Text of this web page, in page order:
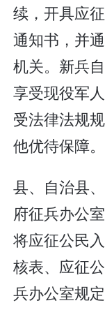
续，开具应
通知书，并
机关。新兵
享受现役军
受法律法规
他优待保障。
县、自治县
府征兵办公
将应征公民
核表、应征
兵办公室规